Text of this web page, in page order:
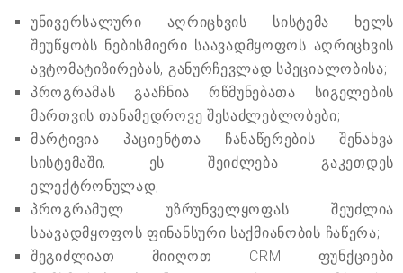
უნივერსალური აღრიცხვის სისტემა ხელს
შეუწყობს ნებისმიერი საავადმყოფოს აღრიცხვის
ავტომატიზირებას, განურჩევლად სპეციალობისა;
პროგრამას გააჩნია რწმუნებათა სიგელების
მართვის თანამედროვე შესაძლებლობები;
მარტივია პაციენტთა ჩანაწერების შენახვა
სისტემაში, ეს შეიძლება გაკეთდეს
ელექტრონულად;
პროგრამულ უზრუნველყოფას შეუძლია
საავადმყოფოს ფინანსური საქმიანობის ჩაწერა;
შეგიძლიათ მიიღოთ CRM ფუნქციები